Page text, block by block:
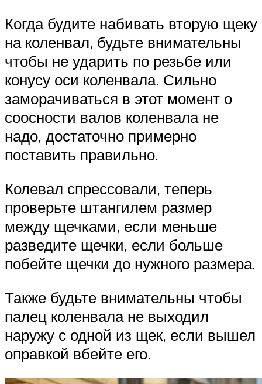
Когда будите набивать вторую щеку
на коленвал, будьте внимательны
чтобы не ударить по резьбе или
конусу оси коленвала. Сильно
заморачиваться в этот момент о
соосности валов коленвала не
надо, достаточно примерно
поставить правильно.
Колевал спрессовали, теперь
проверьте штангилем размер
между щечками, если меньше
разведите щечки, если больше
побейте щечки до нужного размера.
Также будьте внимательны чтобы
палец коленвала не выходил
наружу с одной из щек, если вышел
оправкой вбейте его.